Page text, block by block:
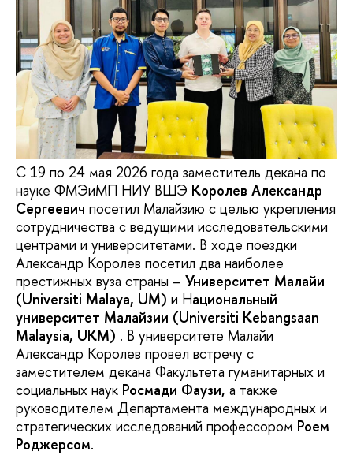
С 19 по 24 мая 2026 года заместитель декана по
науке ФМЭиМП НИУ ВШЭ Королев Александр
Сергеевич посетил Малайзию с целью укрепления
сотрудничества с ведущими исследовательскими
центрами и университетами. В ходе поездки
Александр Королев посетил два наиболее
престижных вуза страны – Университет Малайи
(Universiti Malaya, UM) и Национальный
университет Малайзии (Universiti Kebangsaan
Malaysia, UKM) . В университете Малайи
Александр Королев провел встречу с
заместителем декана Факультета гуманитарных и
социальных наук Росмади Фаузи, а также
руководителем Департамента международных и
стратегических исследований профессором Роем
Роджерсом.